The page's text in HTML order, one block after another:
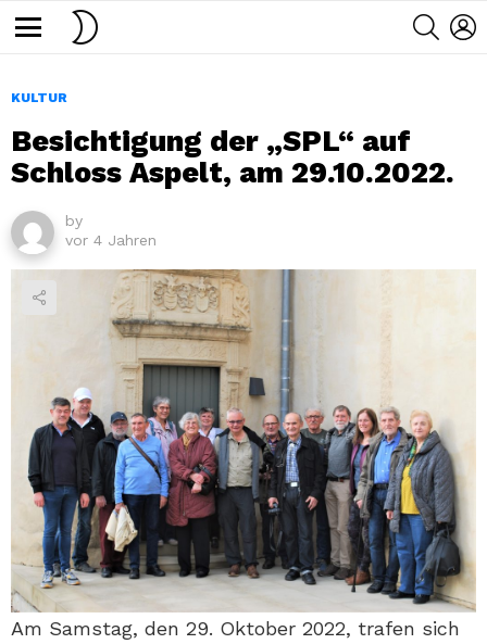
KULTUR
Besichtigung der „SPL“ auf
Schloss Aspelt, am 29.10.2022.
by
vor 4 Jahren
Am Samstag, den 29. Oktober 2022, trafen sich